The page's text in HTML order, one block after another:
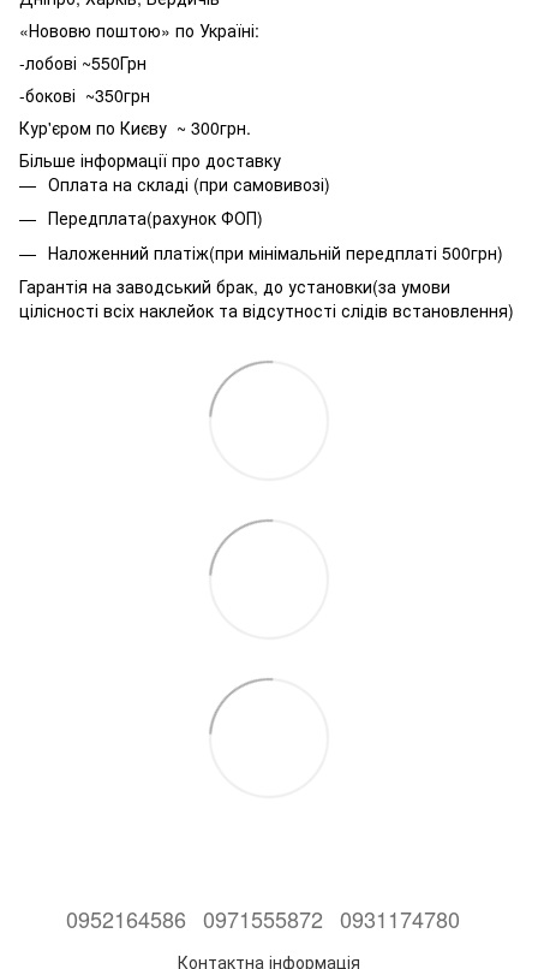
«Нововю поштою» по Україні:
-лобові ~550Грн
-бокові ~350грн
Кур'єром по Києву ~ 300грн.
Більше інформації про доставку
Оплата на складі (при самовивозі)
Передплата(рахунок ФОП)
Наложенний платіж(при мінімальній передплаті 500грн)
Гарантія на заводський брак, до установки(за умови
цілісності всіх наклейок та відсутності слідів встановлення)
0952164586 0971555872 0931174780
Контактна інформація